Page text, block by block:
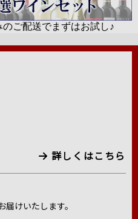
ご配送でまずはお試し♪
詳しくはこちら
けいたします。